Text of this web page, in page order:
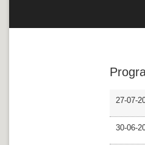
27-07-
30-06-